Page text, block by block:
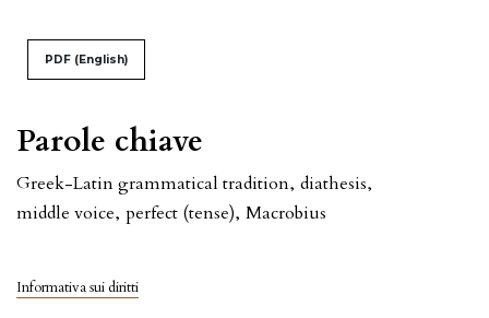
Parole chiave
Greek-Latin grammatical tradition, diathesis,
middle voice, perfect (tense), Macrobius
Informativa sui diritti
PDF (English)